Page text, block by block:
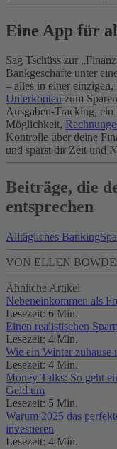
Eine App für
Sag Tschüss zur
Bankgeschäfte unter
– alles in einer
Unterkonten zum
Ausgaben-Tracking,
Möglichkeit,
Kontrolle über deine
und sparst dir Zeit und
Beiträge, die
entsprechen
Alltägliches Banking
VON ELLEN
Ähnliche Artikel
Nebeneinkommen als
Lesezeit: 6 Min.
Einen realistischen
Lesezeit: 4 Min.
Wie ein Winter zuhause
Lesezeit: 4 Min.
Money Talks: So geht
Geld um
Lesezeit: 5 Min.
Warum 2025 das
investieren
Lesezeit: 4 Min.